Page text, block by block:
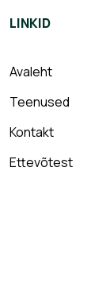
LINKID
Avaleht
Teenused
Kontakt
Ettevõtest